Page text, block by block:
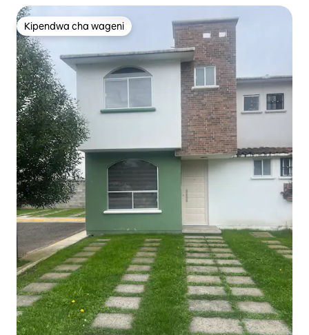
Kipendwa cha wageni
Kipendwa cha wageni